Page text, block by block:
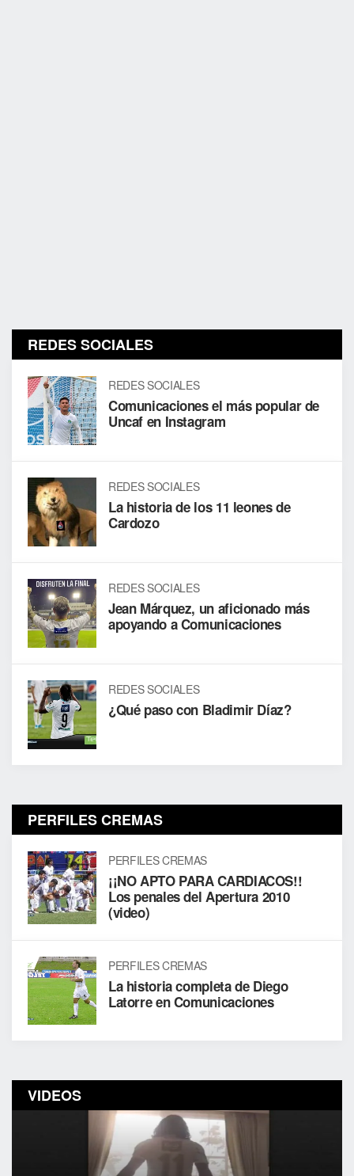
REDES SOCIALES
REDES SOCIALES
Comunicaciones el más popular de
Uncaf en Instagram
REDES SOCIALES
La historia de los 11 leones de
Cardozo
REDES SOCIALES
Jean Márquez, un aficionado más
apoyando a Comunicaciones
REDES SOCIALES
¿Qué paso con Bladimir Díaz?
PERFILES CREMAS
PERFILES CREMAS
¡¡NO APTO PARA CARDIACOS!!
Los penales del Apertura 2010
(video)
PERFILES CREMAS
La historia completa de Diego
Latorre en Comunicaciones
VIDEOS